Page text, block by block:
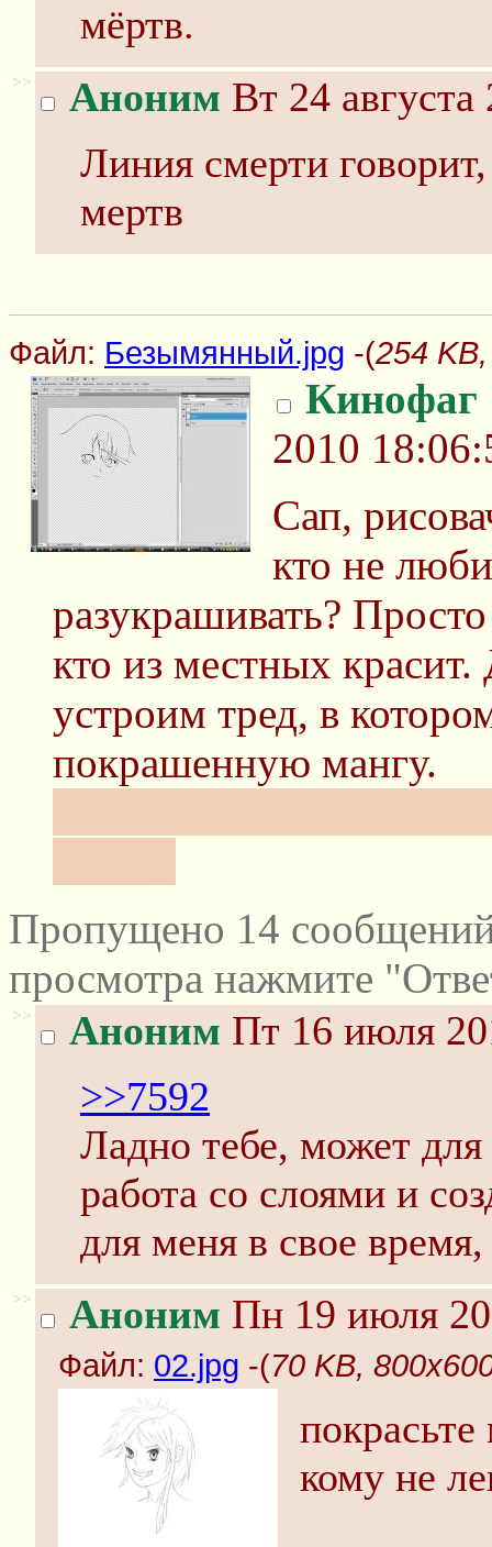
мёртв.
>> Аноним Вт 24
Линия смерти
мертв
Файл: Безымянный.jpg -(254
Кинофаг
2010
Сап,
кто не
разукрашивать?
кто из местных
устроим тред, в
покрашенную мангу.
Пропущено 14
просмотра нажмите
>> Аноним Пт 16 июля
>>7592
Ладно тебе, может
работа со слоями и
для меня в свое
>> Аноним Пн 19 июля
Файл: 02.jpg -(70 KB,
кому не